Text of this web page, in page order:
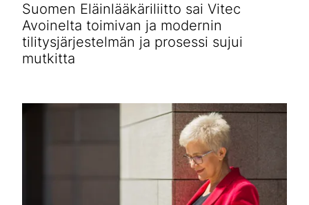
Suomen Eläinlääkäriliitto sai Vitec
Avoinelta toimivan ja modernin
tilitysjärjestelmän ja prosessi sujui
mutkitta